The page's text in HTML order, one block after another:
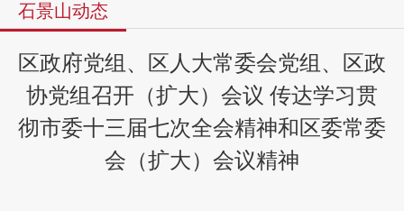
石景山动态
区政府党组、区人大常委会党组、区政
协党组召开（扩大）会议 传达学习贯
彻市委十三届七次全会精神和区委常委
会（扩大）会议精神